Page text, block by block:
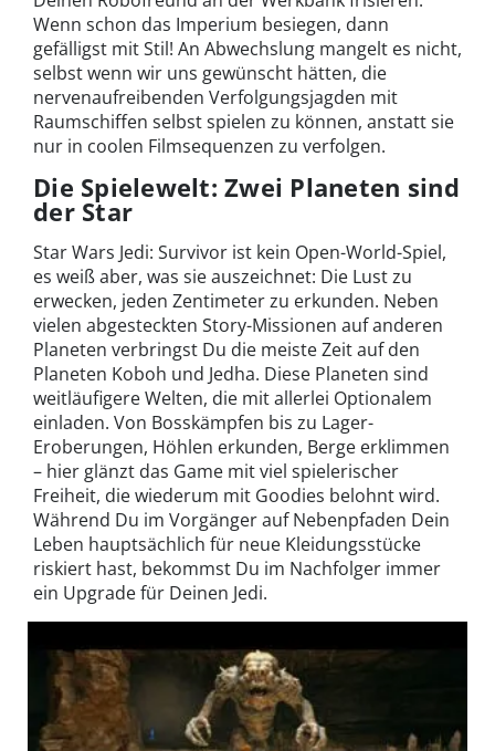
Wenn schon das Imperium besiegen, dann
gefälligst mit Stil! An Abwechslung mangelt es nicht,
selbst wenn wir uns gewünscht hätten, die
nervenaufreibenden Verfolgungsjagden mit
Raumschiffen selbst spielen zu können, anstatt sie
nur in coolen Filmsequenzen zu verfolgen.
Die Spielewelt: Zwei Planeten sind
der Star
Star Wars Jedi: Survivor ist kein Open-World-Spiel,
es weiß aber, was sie auszeichnet: Die Lust zu
erwecken, jeden Zentimeter zu erkunden. Neben
vielen abgesteckten Story-Missionen auf anderen
Planeten verbringst Du die meiste Zeit auf den
Planeten Koboh und Jedha. Diese Planeten sind
weitläufigere Welten, die mit allerlei Optionalem
einladen. Von Bosskämpfen bis zu Lager-
Eroberungen, Höhlen erkunden, Berge erklimmen
– hier glänzt das Game mit viel spielerischer
Freiheit, die wiederum mit Goodies belohnt wird.
Während Du im Vorgänger auf Nebenpfaden Dein
Leben hauptsächlich für neue Kleidungsstücke
riskiert hast, bekommst Du im Nachfolger immer
ein Upgrade für Deinen Jedi.